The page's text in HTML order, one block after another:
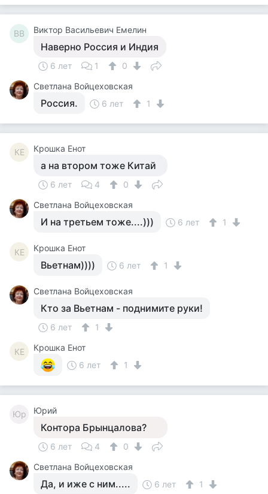
ВВ Виктор Васильевич Емелин
Наверно Россия и Индия
6 лет 1
0
Светлана Войцеховская
Россия. 6 лет 1
КЕ Крошка Енот
а на втором тоже Китай
6 лет 4
0
Светлана Войцеховская
И на третьем тоже....))) 6 лет 1
КЕ Крошка Енот
Вьетнам)))) 6 лет 1
Светлана Войцеховская
Кто за Вьетнам - поднимите руки!
6 лет 1
КЕ
Крошка Енот
6 лет
1
Юр Юрий
Контора Брынцалова?
6 лет 4
0
Светлана Войцеховская
Да, и иже с ним..... 6 лет 1